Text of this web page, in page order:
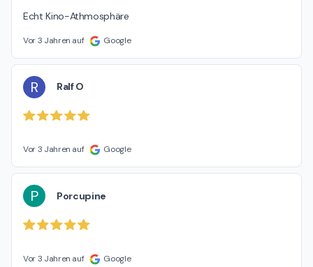
Echt Kino-Athmosphäre
Vor 3 Jahren auf Google
R Ralf O
Vor 3 Jahren auf Google
P Porcupine
Vor 3 Jahren auf Google